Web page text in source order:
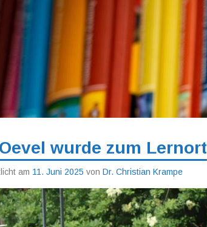
wurde zum Lernort
am 11. Juni 2025 von Dr. Christian Krampe